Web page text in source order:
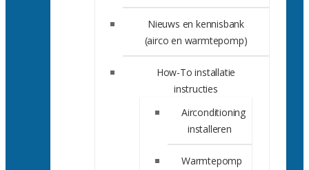
Nieuws en kennisbank
(airco en warmtepomp)
How-To installatie
instructies
Airconditioning
installeren
Warmtepomp